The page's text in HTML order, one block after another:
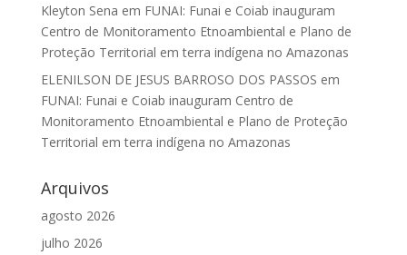
Kleyton Sena em FUNAI: Funai e Coiab inauguram
Centro de Monitoramento Etnoambiental e Plano de
Proteção Territorial em terra indígena no Amazonas
ELENILSON DE JESUS BARROSO DOS PASSOS em
FUNAI: Funai e Coiab inauguram Centro de
Monitoramento Etnoambiental e Plano de Proteção
Territorial em terra indígena no Amazonas
Arquivos
agosto 2026
julho 2026